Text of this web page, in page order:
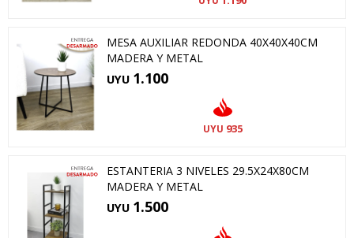
MESA AUXILIAR REDONDA 40X40X40CM
MADERA Y METAL
UYU 1.100
UYU 935
ESTANTERIA 3 NIVELES 29.5X24X80CM
MADERA Y METAL
UYU 1.500